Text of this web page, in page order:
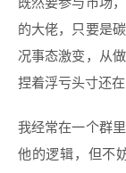
既然要参与市场
的大佬，只要是
况事态激变，从
捏着浮亏头寸还
我经常在一个群
他的逻辑，但不